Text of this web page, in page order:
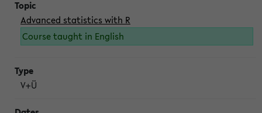
Advanced statistics with R
Course taught in English
V+Ü